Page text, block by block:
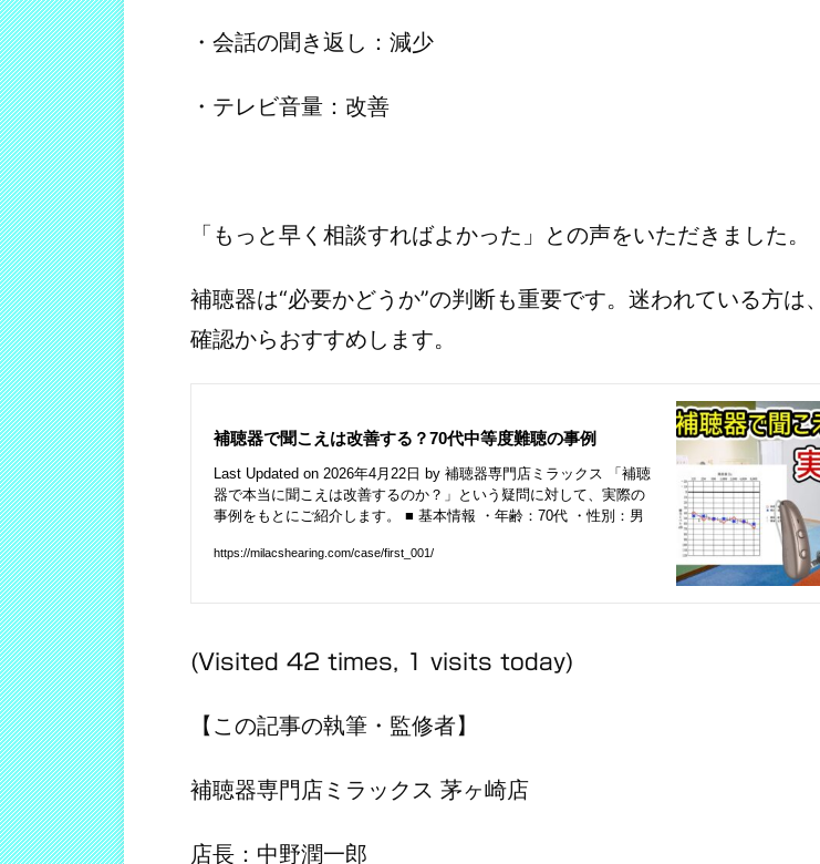
・会話の聞き返し：減少
・テレビ音量：改善
「もっと早く相談すればよかった」との声をいただきました。
補聴器は“必要かどうか”の判断も重要です。迷われている方は
確認からおすすめします。
(Visited 42 times, 1 visits today)
【この記事の執筆・監修者】
補聴器専門店ミラックス 茅ヶ崎店
店長：中野潤一郎